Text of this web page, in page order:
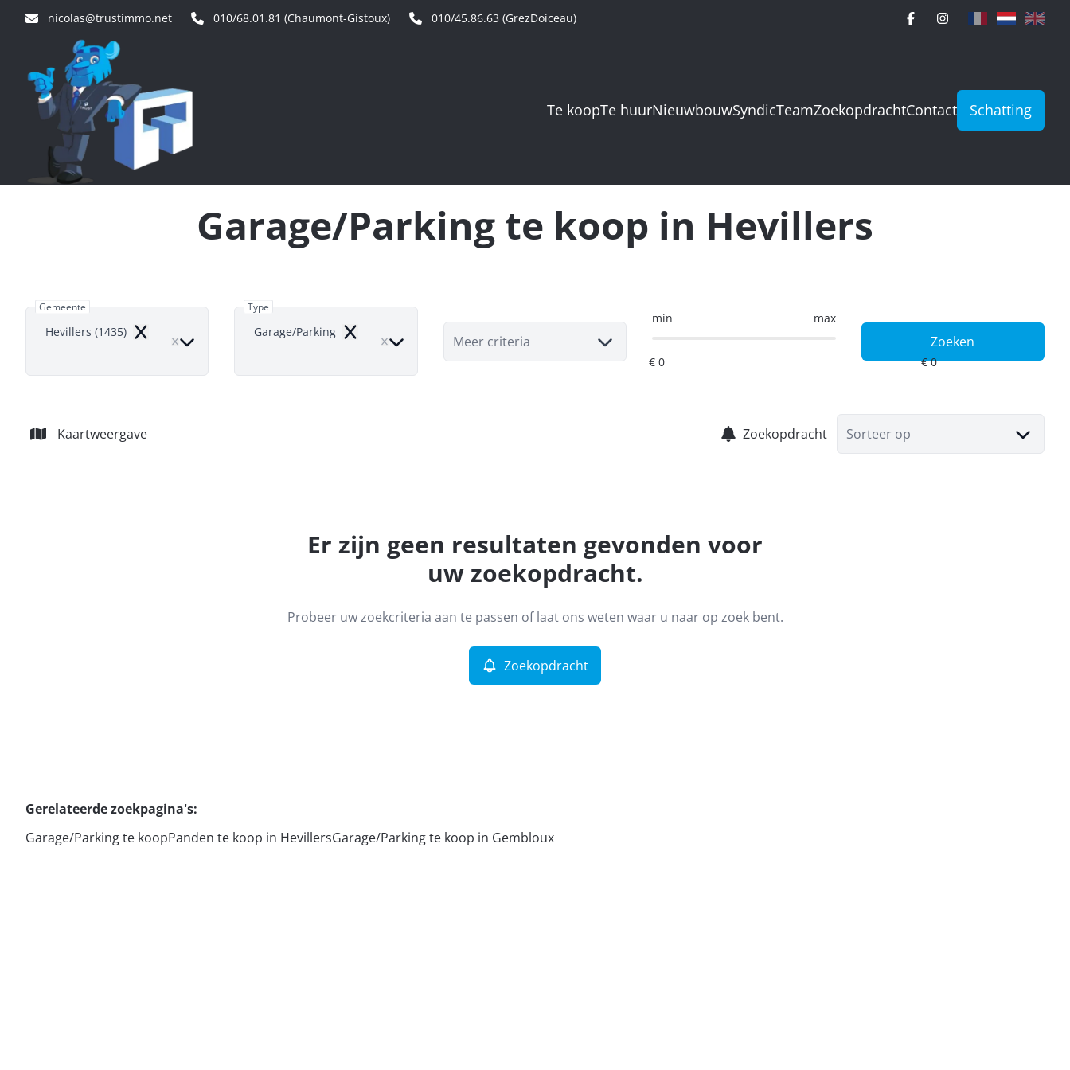
nicolas@trustimmo.net 010/68.01.81 (Chaumont-Gistoux) 010/45.86.63 (GrezDoiceau)
Te koopTe huurNieuwbouwSyndicTeamZoekopdrachtContact Schatting
Garage/Parking te koop in Hevillers
Gemeente
Hevillers (1435) Remove
Type
Garage/Parking Remove Meer criteria
min max
Zoeken
Kaartweergave Zoekopdracht Sorteer op
Er zijn geen resultaten gevonden voor
uw zoekopdracht.
Probeer uw zoekcriteria aan te passen of laat ons weten waar u naar op zoek bent.
Zoekopdracht
Gerelateerde zoekpagina's:
Garage/Parking te koopPanden te koop in HevillersGarage/Parking te koop in Gembloux